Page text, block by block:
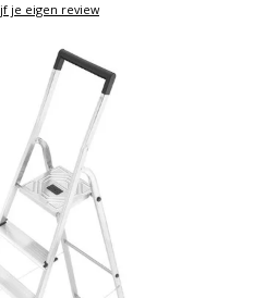
je eigen review